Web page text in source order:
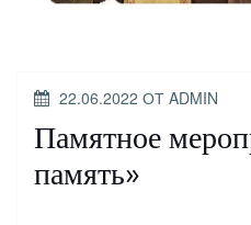
ОПУБЛИКОВАНО
22.06.2022 ОТ ADMIN
Памятное
память»